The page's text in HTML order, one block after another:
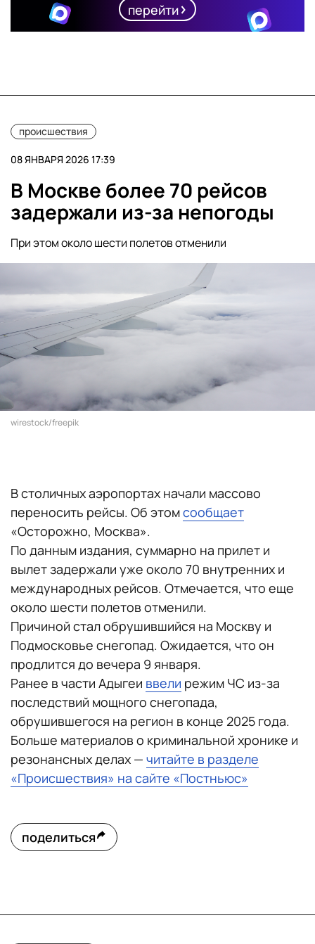
перейти
происшествия
08 ЯНВАРЯ 2026 17:39
В Москве более 70 рейсов
задержали из-за непогоды
При этом около шести полетов отменили
wirestock/freepik
В столичных аэропортах начали массово
переносить рейсы. Об этомсообщает
«Осторожно, Москва».
По данным издания, суммарно на прилет и
вылет задержали уже около 70 внутренних и
международных рейсов. Отмечается, что еще
около шести полетов отменили.
Причиной стал обрушившийся на Москву и
Подмосковье снегопад. Ожидается, что он
продлится до вечера 9 января.
Ранее в части Адыгеи ввели режим ЧС из-за
последствий мощного снегопада,
обрушившегося на регион в конце 2025 года.
Больше материалов о криминальной хронике и
резонансных делах — читайте в разделе
«Происшествия» на сайте «Постньюс»
поделиться